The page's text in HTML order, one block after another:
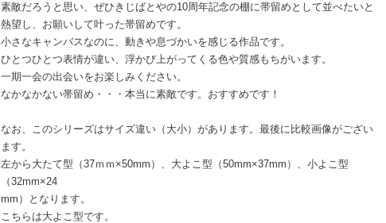
素敵だろうと思い、ぜひきじばとやの10周年記念の棚に帯留めとして並べたいと
熱望し、お願いして叶った帯留めです。
小さなキャンバスなのに、動きや息づかいを感じる作品です。
ひとつひとつ表情が違い、浮かび上がってくる色や質感もちがいます。
一期一会の出会いをお楽しみください。
なかなかない帯留め・・・本当に素敵です。おすすめです！
なお、このシリーズはサイズ違い（大小）があります。最後に比較画像がござい
ます。
左から大たて型（37ｍｍ×50mm）、大よこ型（50mm×37mm）、小よこ型
（32mm×24
mm）となります。
こちらは大よこ型です。